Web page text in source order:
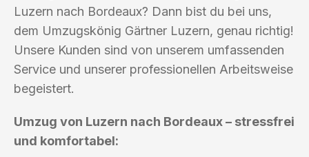
Luzern nach Bordeaux? Dann bist du bei uns,
dem Umzugskönig Gärtner Luzern, genau richtig!
Unsere Kunden sind von unserem umfassenden
Service und unserer professionellen Arbeitsweise
begeistert.
Umzug von Luzern nach Bordeaux – stressfrei
und komfortabel: